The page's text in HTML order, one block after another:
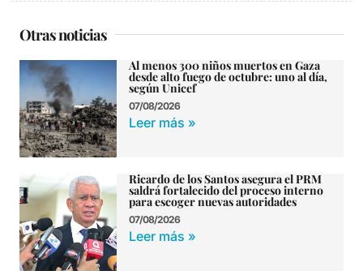
Otras noticias
Al menos 300 niños muertos en Gaza
desde alto fuego de octubre: uno al día,
según Unicef
07/08/2026
Leer más »
Ricardo de los Santos asegura el PRM
saldrá fortalecido del proceso interno
para escoger nuevas autoridades
07/08/2026
Leer más »